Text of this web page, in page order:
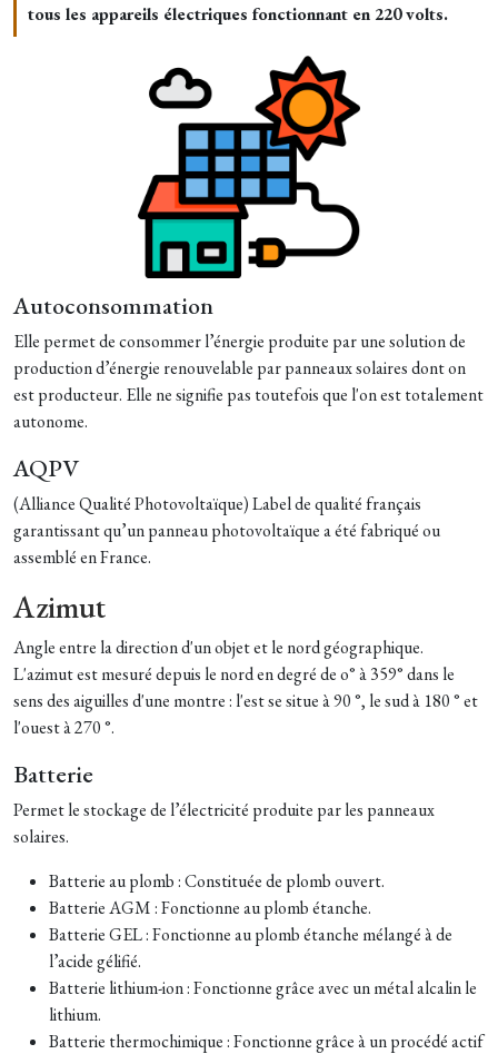
tous les appareils électriques fonctionnant en 220 volts.
Autoconsommation
Elle permet de consommer l’énergie produite par une solution de
production d’énergie renouvelable par panneaux solaires dont on
est producteur. Elle ne signifie pas toutefois que l'on est totalement
autonome.
AQPV
(Alliance Qualité Photovoltaïque) Label de qualité français
garantissant qu’un panneau photovoltaïque a été fabriqué ou
assemblé en France.
Azimut
Angle entre la direction d'un objet et le nord géographique.
L'azimut est mesuré depuis le nord en degré de o° à 359° dans le
sens des aiguilles d'une montre : l'est se situe à 90 °, le sud à 180 ° et
l'ouest à 270 °.
Batterie
Permet le stockage de l’électricité produite par les panneaux
solaires.
Batterie au plomb : Constituée de plomb ouvert.
Batterie AGM : Fonctionne au plomb étanche.
Batterie GEL : Fonctionne au plomb étanche mélangé à de
l’acide gélifié.
Batterie lithium-ion : Fonctionne grâce avec un métal alcalin le
lithium.
Batterie thermochimique : Fonctionne grâce à un procédé actif